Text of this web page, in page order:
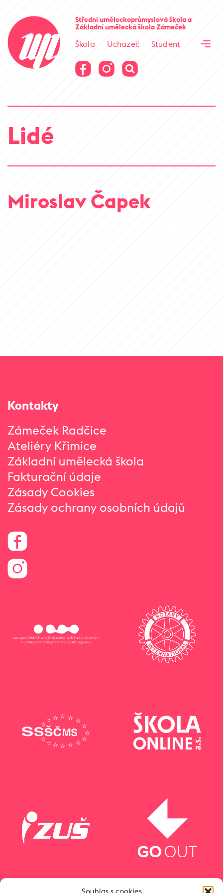
Střední uměleckoprůmyslová školaa
Základní umělecká školaZámeček
Škola Uchazeč
Student
Virtuální prohlídka
Virtuální prohlídka
Lidé
Miroslav Čapek
Kontakty
Zámeček Radčice
Ateliéry Křimice
Základní umělecká škola
Fakturační údaje
Zásady Cookies
Zásady ochrany osobních údajů